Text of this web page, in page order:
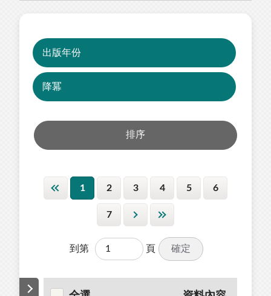
1 2 3 4 5 6
7
到第 頁 確定